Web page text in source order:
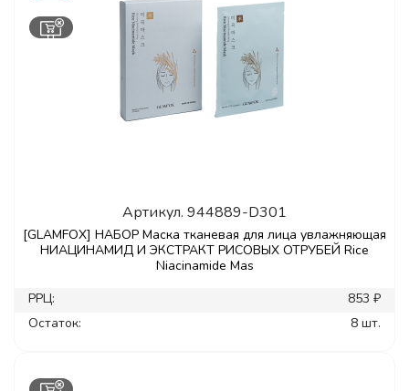
Артикул. 944889-D301
[GLAMFOX] НАБОР Маска тканевая для лица увлажняющая
НИАЦИНАМИД И ЭКСТРАКТ РИСОВЫХ ОТРУБЕЙ Rice
Niacinamide Mas
РРЦ:
853 ₽
Остаток:
8 шт.